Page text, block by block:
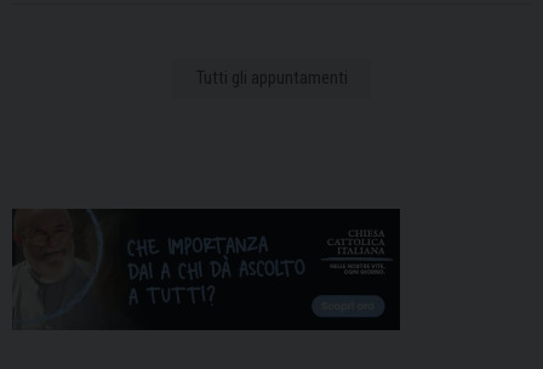
Tutti gli appuntamenti